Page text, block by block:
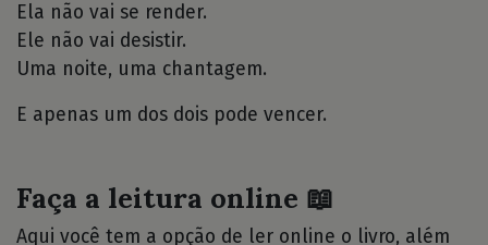
Ela não vai se render.
Ele não vai desistir.
Uma noite, uma chantagem.
E apenas um dos dois pode vencer.
Faça a leitura online 📖
Aqui você tem a opção de ler online o livro, além